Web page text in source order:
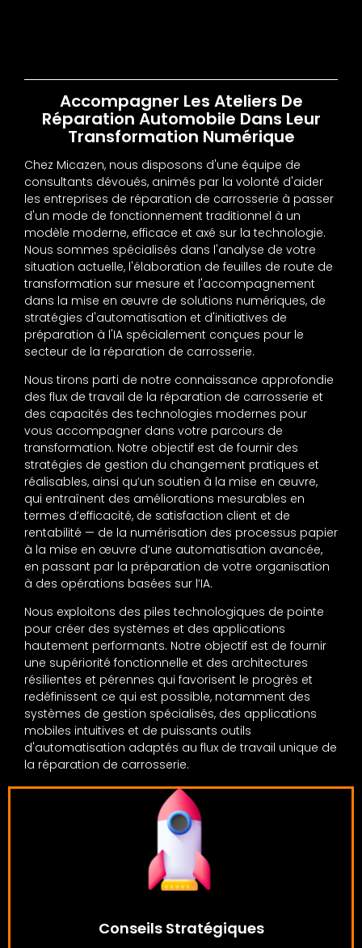
Accompagner Les Ateliers De
Réparation Automobile Dans Leur
Transformation Numérique
Chez Micazen, nous disposons d'une équipe de
consultants dévoués, animés par la volonté d'aider
les entreprises de réparation de carrosserie à passer
d'un mode de fonctionnement traditionnel à un
modèle moderne, efficace et axé sur la technologie.
Nous sommes spécialisés dans l'analyse de votre
situation actuelle, l'élaboration de feuilles de route de
transformation sur mesure et l'accompagnement
dans la mise en œuvre de solutions numériques, de
stratégies d'automatisation et d'initiatives de
préparation à l'IA spécialement conçues pour le
secteur de la réparation de carrosserie.
Nous tirons parti de notre connaissance approfondie
des flux de travail de la réparation de carrosserie et
des capacités des technologies modernes pour
vous accompagner dans votre parcours de
transformation. Notre objectif est de fournir des
stratégies de gestion du changement pratiques et
réalisables, ainsi qu’un soutien à la mise en œuvre,
qui entraînent des améliorations mesurables en
termes d’efficacité, de satisfaction client et de
rentabilité — de la numérisation des processus papier
à la mise en œuvre d’une automatisation avancée,
en passant par la préparation de votre organisation
à des opérations basées sur l’IA.
Nous exploitons des piles technologiques de pointe
pour créer des systèmes et des applications
hautement performants. Notre objectif est de fournir
une supériorité fonctionnelle et des architectures
résilientes et pérennes qui favorisent le progrès et
redéfinissent ce qui est possible, notamment des
systèmes de gestion spécialisés, des applications
mobiles intuitives et de puissants outils
d'automatisation adaptés au flux de travail unique de
la réparation de carrosserie.
Conseils Stratégiques